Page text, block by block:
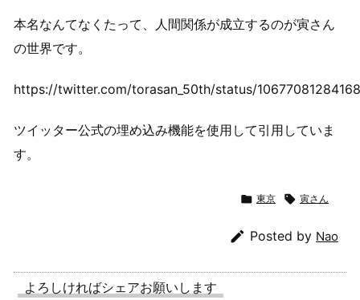
本名なんてなくたって、人間関係が成立するのが寅さん
の世界です。
https://twitter.com/torasan_50th/status/
ツイッター公式の埋め込み機能を使用して引用していま
す。
 東京  寅さん
 Posted by Nao
よろしければシェアお願いします